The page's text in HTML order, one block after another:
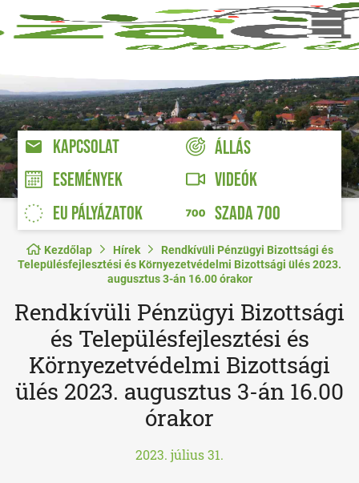
KAPCSOLAT
ÁLLÁS
ESEMÉNYEK
VIDEÓK
EU PÁLYÁZATOK
SZADA 700
Kezdőlap Hírek
Rendkívüli Pénzügyi Bizottsági és
Településfejlesztési és Környezetvédelmi Bizottsági ülés 2023.
augusztus 3-án 16.00 órakor
Rendkívüli Pénzügyi Bizottsági
és Településfejlesztési és
Környezetvédelmi Bizottsági
ülés 2023. augusztus 3-án 16.00
órakor
2023. július 31.